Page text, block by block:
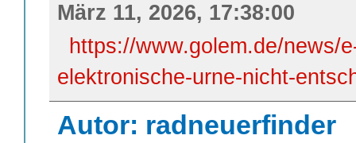
März 11, 2026, 17:38:00
https://www.golem.de/news/
elektronische-urne-nicht-
Autor: radneuerfinder